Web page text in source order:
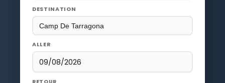
DESTINATION
ALLER
09/08/2026